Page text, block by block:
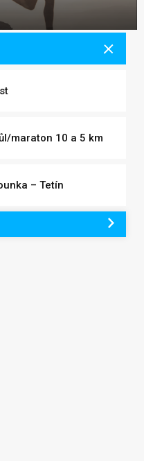
maraton 10 a 5 km
– Tetín